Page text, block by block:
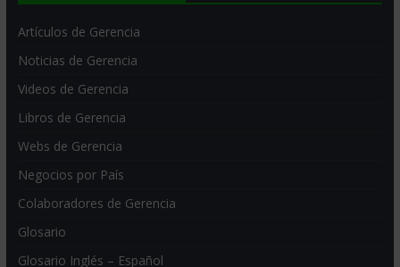
Artículos de Gerencia
Noticias de Gerencia
Videos de Gerencia
Libros de Gerencia
Webs de Gerencia
Negocios por País
Colaboradores de Gerencia
Glosario
Glosario Inglés – Español